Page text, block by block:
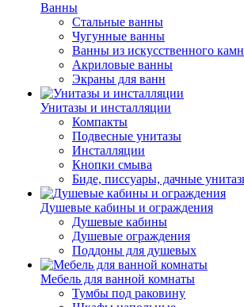
Ванны
Стальные ванны
Чугунные ванны
Ванны из искусственного
Акриловые ванны
Экраны для ванн
Унитазы и инсталляции
Компакты
Подвесные унитазы
Инсталляции
Кнопки смыва
Биде, писсуары, дачные
Душевые кабины и ограждения
Душевые кабины
Душевые ограждения
Поддоны для душевых
Мебель для ванной комнаты
Тумбы под раковину